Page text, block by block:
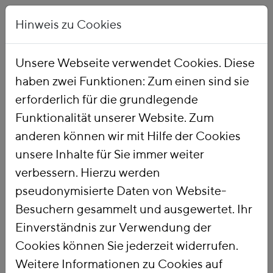
Startseite Publikationen
434 Treffer: Datum
161.Zukunft der Energiesteuern auf Diesel,
Erdgas, Strom & Co. Was bedeutet der
Kommissionsvorschlag zur
Energiesteuerrichtlinie für Deutschland?
Die EU-Kommission hat im Sommer 2021 einen
Vorschlag zur Reform der Energiesteuer-Richtlinie
Hinweis zu Cookies
Unsere Webseite verwendet Cookies. Diese
haben zwei Funktionen: Zum einen sind sie
erforderlich für die grundlegende
Funktionalität unserer Website. Zum
anderen können wir mit Hilfe der Cookies
unsere Inhalte für Sie immer weiter
verbessern. Hierzu werden
pseudonymisierte Daten von Website-
Besuchern gesammelt und ausgewertet. Ihr
Einverständnis zur Verwendung der
Cookies können Sie jederzeit widerrufen.
Weitere Informationen zu Cookies auf